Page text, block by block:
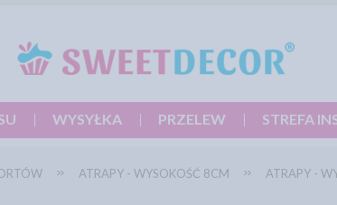
WYSYŁKA PRZELEW STREFA
ATRAPY - WYSOKOŚĆ 8CM
ATRAPY -